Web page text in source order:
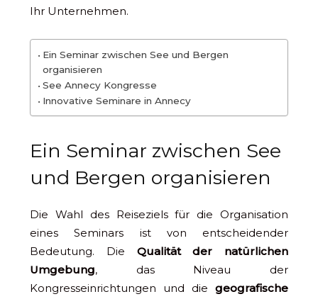
Ihr Unternehmen.
Ein Seminar zwischen See und Bergen
organisieren
See Annecy Kongresse
Innovative Seminare in Annecy
Ein Seminar zwischen See
und Bergen organisieren
Die Wahl des Reiseziels für die Organisation
eines Seminars ist von entscheidender
Bedeutung. Die Qualität der natürlichen
Umgebung, das Niveau der
Kongresseinrichtungen und die geografische